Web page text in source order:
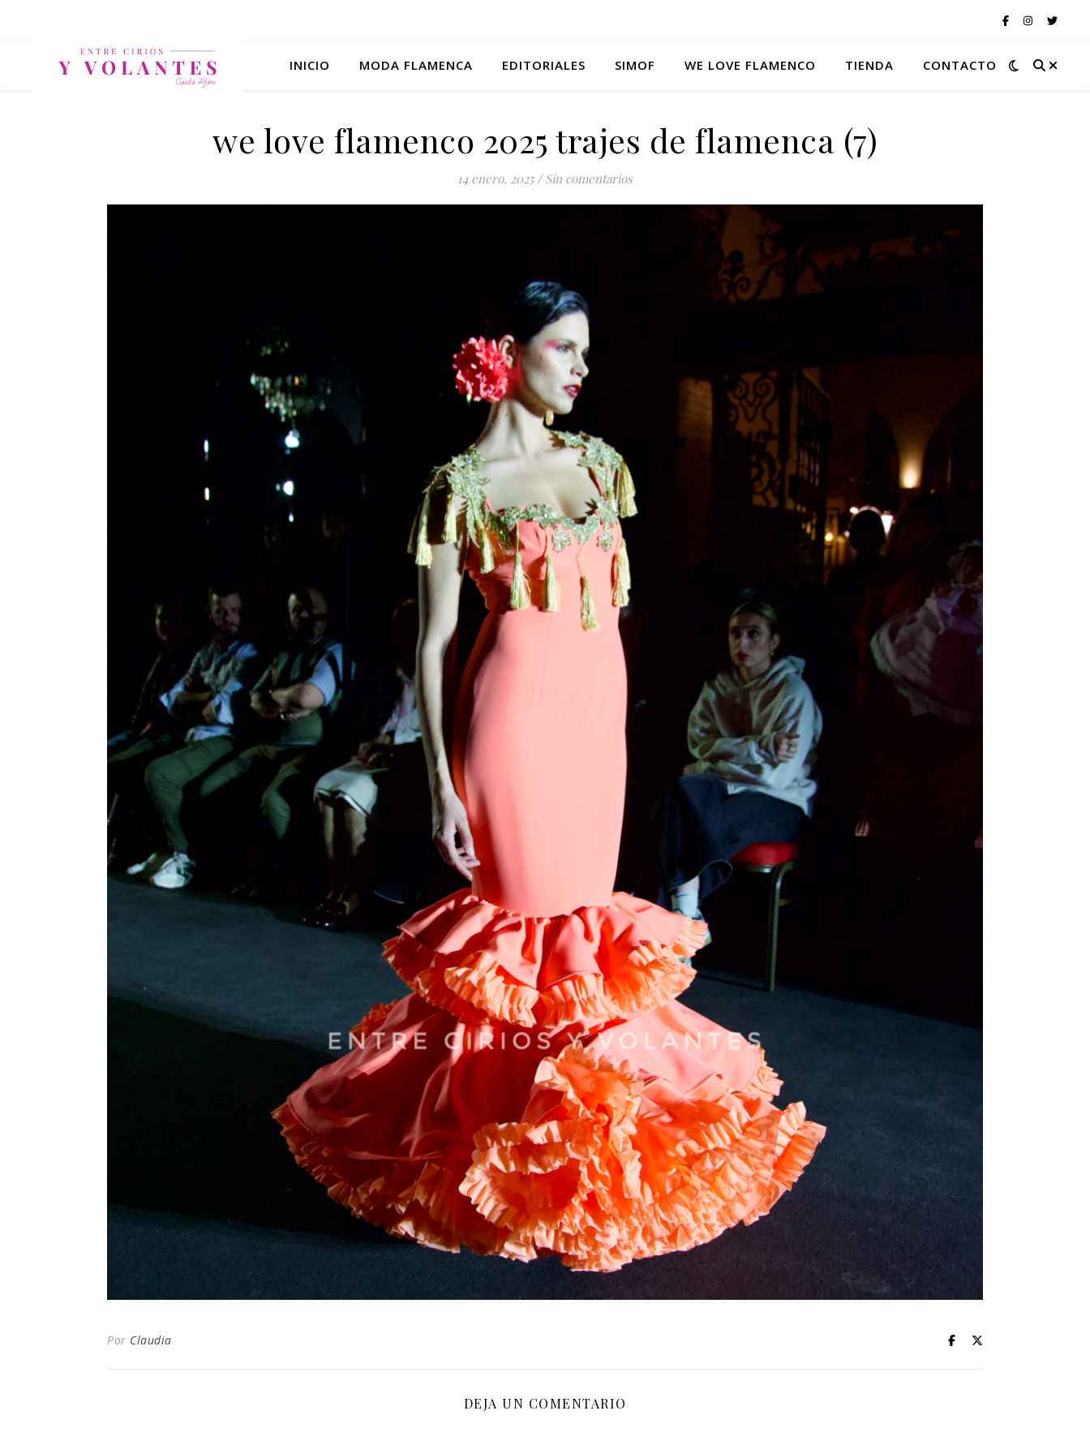
INICIO MODA FLAMENCA EDITORIALES SIMOF WE LOVE FLAMENCO TIENDA CONTACTO
we love flamenco 2025 trajes de flamenca (7)
14 enero, 2025 / Sin comentarios
Por Claudia
DEJA UN COMENTARIO